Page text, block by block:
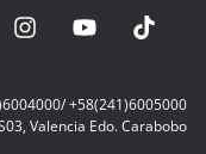
+58(241)6005000
Valencia Edo. Carabobo